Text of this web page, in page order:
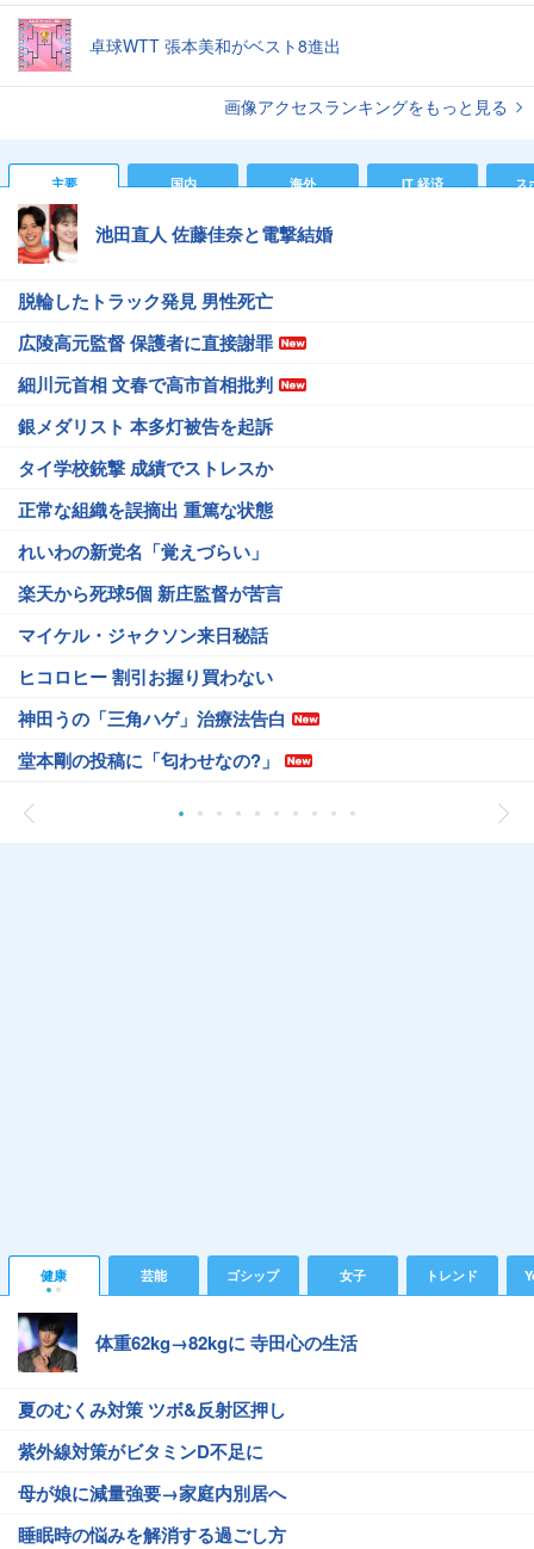
卓球WTT 張本美和がベスト8進出
画像アクセスランキングをもっと見る
主要 国内 海外 IT 経済 ス
池田直人 佐藤佳奈と電撃結婚
脱輪したトラック発見 男性死亡
広陵高元監督 保護者に直接謝罪
細川元首相 文春で高市首相批判
銀メダリスト 本多灯被告を起訴
タイ学校銃撃 成績でストレスか
正常な組織を誤摘出 重篤な状態
れいわの新党名「覚えづらい」
楽天から死球5個 新庄監督が苦言
マイケル・ジャクソン来日秘話
ヒコロヒー 割引お握り買わない
神田うの「三角ハゲ」治療法告白
堂本剛の投稿に「匂わせなの?」
健康 芸能 ゴシップ 女子 トレンド
体重62kg→82kgに 寺田心の生活
夏のむくみ対策 ツボ&反射区押し
紫外線対策がビタミンD不足に
母が娘に減量強要→家庭内別居へ
睡眠時の悩みを解消する過ごし方